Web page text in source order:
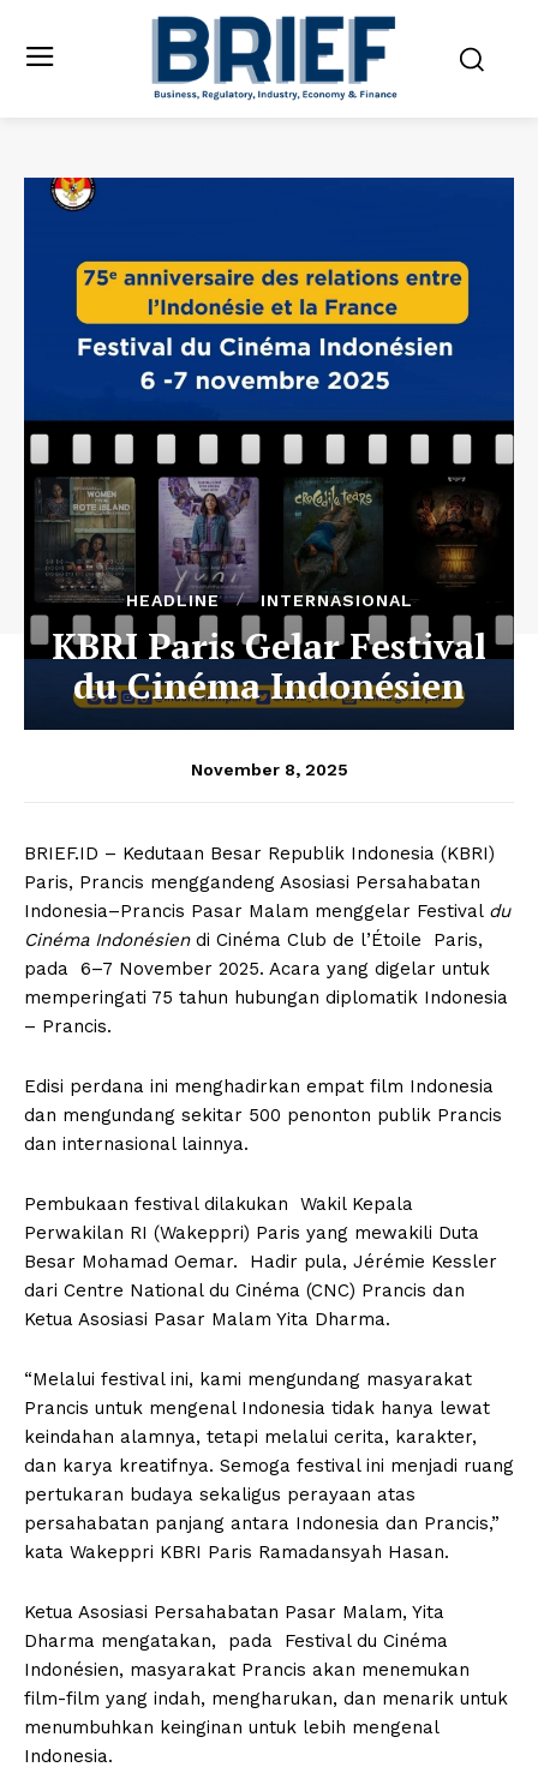
HEADLINE INTERNASIONAL
KBRI Paris Gelar Festival
du Cinéma Indonésien
November 8, 2025
BRIEF.ID – Kedutaan Besar Republik Indonesia (KBRI)
Paris, Prancis menggandeng Asosiasi Persahabatan
Indonesia–Prancis Pasar Malam menggelar Festival du
Cinéma Indonésien di Cinéma Club de l’Étoile Paris,
pada 6–7 November 2025. Acara yang digelar untuk
memperingati 75 tahun hubungan diplomatik Indonesia
– Prancis.
Edisi perdana ini menghadirkan empat film Indonesia
dan mengundang sekitar 500 penonton publik Prancis
dan internasional lainnya.
Pembukaan festival dilakukan Wakil Kepala
Perwakilan RI (Wakeppri) Paris yang mewakili Duta
Besar Mohamad Oemar. Hadir pula, Jérémie Kessler
dari Centre National du Cinéma (CNC) Prancis dan
Ketua Asosiasi Pasar Malam Yita Dharma.
“Melalui festival ini, kami mengundang masyarakat
Prancis untuk mengenal Indonesia tidak hanya lewat
keindahan alamnya, tetapi melalui cerita, karakter,
dan karya kreatifnya. Semoga festival ini menjadi ruang
pertukaran budaya sekaligus perayaan atas
persahabatan panjang antara Indonesia dan Prancis,”
kata Wakeppri KBRI Paris Ramadansyah Hasan.
Ketua Asosiasi Persahabatan Pasar Malam, Yita
Dharma mengatakan, pada Festival du Cinéma
Indonésien, masyarakat Prancis akan menemukan
film-film yang indah, mengharukan, dan menarik untuk
menumbuhkan keinginan untuk lebih mengenal
Indonesia.